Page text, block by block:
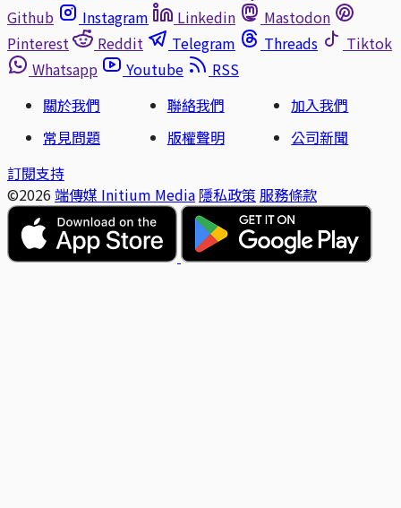
Github
Instagram Linkedin
Mastodon
Pinterest
Reddit Telegram Threads
Tiktok
Whatsapp
Youtube
RSS
關於我們
聯絡我們
加入我們
常見問題
版權聲明
公司新聞
訂閱支持
©2026 端傳媒 Initium Media 隱私政策 服務條款